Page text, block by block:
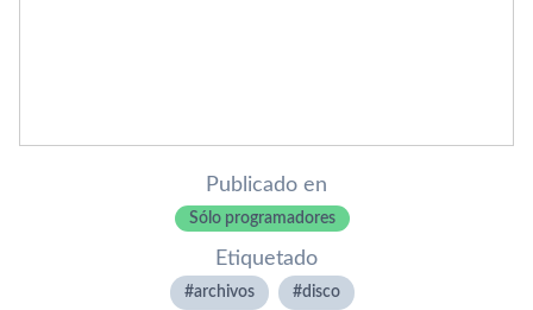
Publicado en
Sólo programadores
Etiquetado
archivos disco